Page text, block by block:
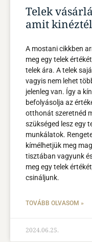
Telek
amit
A mostani cikkben
meg egy telek
telek ára. A telek
vagyis nem lehet
jelenleg van. Így a
befolyásolja az
otthonát szeretnéd
szükséged lesz egy
munkálatok.
kímélhetjük meg
tisztában vagyunk
meg egy telek
csináljunk.
TOVÁBB OLVASOM »
2024.06.25.